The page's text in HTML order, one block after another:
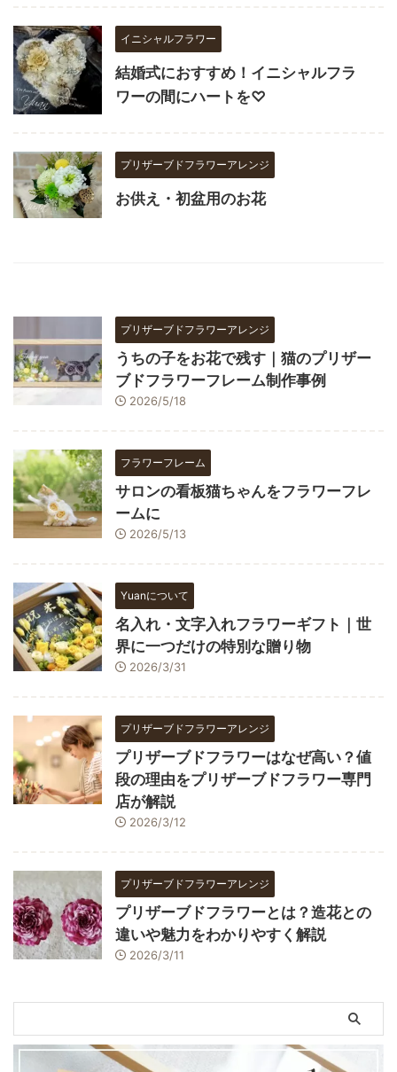
イニシャルフラワー
結婚式におすすめ！イニシャルフラ
ワーの間にハートを♡
プリザーブドフラワーアレンジ
お供え・初盆用のお花
プリザーブドフラワーアレンジ
うちの子をお花で残す｜猫のプリザー
ブドフラワーフレーム制作事例
2026/5/18
フラワーフレーム
サロンの看板猫ちゃんをフラワーフレ
ームに
2026/5/13
Yuanについて
名入れ・文字入れフラワーギフト｜世
界に一つだけの特別な贈り物
2026/3/31
プリザーブドフラワーアレンジ
プリザーブドフラワーはなぜ高い？値
段の理由をプリザーブドフラワー専門
店が解説
2026/3/12
プリザーブドフラワーアレンジ
プリザーブドフラワーとは？造花との
違いや魅力をわかりやすく解説
2026/3/11